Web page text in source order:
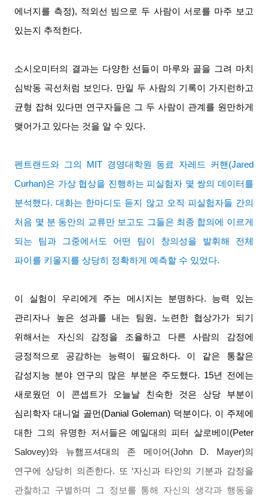
에너지를 측정), 적외선 빔으로 두 사람이 서로를 마주 보고
있는지 추적한다.
소시오미터의 결과는 다양한 선들이 마루와 골을 그려 마치
심박동 곡선처럼 보인다. 만일 두 사람의 기록이 가지런하고
균형 잡혀 있다면 연구자들은 그 두 사람이 관계를 원만하게
맺어가고 있다는 것을 알 수 있다.
펜트랜드와 그의 MIT 경영대학원 동료 자레드 커핸 (Jared
Curhan)은 가상 협상을 진행하는 피실험자 몇 쌍의 데이터를
분석했다.대화는 한마디도 듣지 않고 오직 피실험자들 간의
처음 몇 분 동안의 교류만 보고도 그들은 최종 합의에 이르게
되는 팀과 그중에서도 어떤 팀이 창의성을 발휘해 전체
파이를 키울지를 상당히 정확하게 예측할 수 있었다.
이 실험이 우리에게 주는 메시지는 분명하다. 능력 있는
관리자나 높은 성과를 내는 팀원 ,
노련한 협상가가 되기
위해서는 자신의 감정을 조율하고 다른 사람의 감정에
긍정적으로 공감하는 능력이 필요하다. 이 같은 통찰은
감성지능 분야 연구의 많은 부분은 주도했다. 15년 전에는
새로웠던 이 콘셉트가 오늘날 친숙한 것은 상당 부분이
심리학자 대니얼 골먼 (Danial Goleman) 덕분이다. 이 주제에
대한 그의 유명한 저서들은 예일대의 피터 살로베이 (Peter
Salovey)와 뉴햄프셔대의 존 메이어 (John D. Mayer)의
연구에 상당히 의존한다.
또 ‘자신과 타인의 기분과 감정을
관찰하고 구별하며 그 정보를 통해 자신의 생각과 행동을